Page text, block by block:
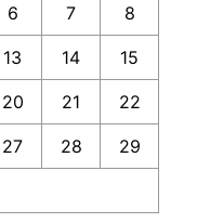
6 7 8
13 14 15
20 21 22
27 28 29